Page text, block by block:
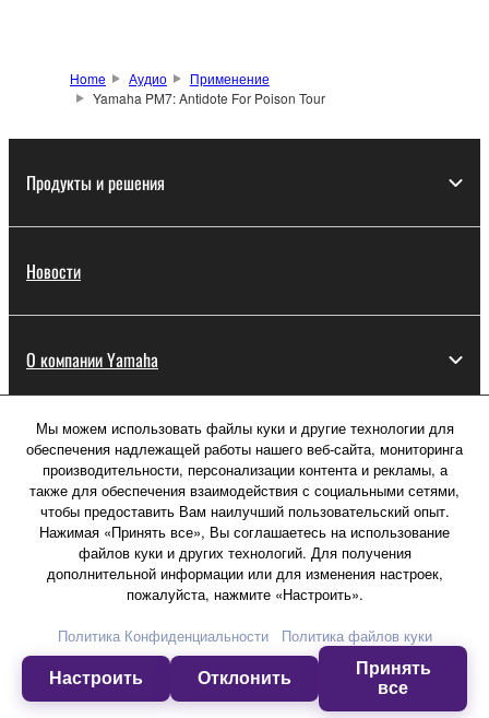
Home Аудио
Применение
Yamaha PM7: Antidote For Poison Tour
Продукты и решения
Новости
О компании Yamaha
Россия - Русский
Потребитель
Мы можем использовать файлы куки и другие технологии для
обеспечения надлежащей работы нашего веб-сайта, мониторинга
производительности, персонализации контента и рекламы, а
также для обеспечения взаимодействия с социальными сетями,
чтобы предоставить Вам наилучший пользовательский опыт.
Нажимая «Принять все», Вы соглашаетесь на использование
файлов куки и других технологий. Для получения
дополнительной информации или для изменения настроек,
пожалуйста, нажмите «Настроить».
Политика Конфиденциальности
Политика файлов куки
Настроить Отклонить
Принять
все
Свяжитесь с нами
Условия использования
Политика конфиденциальности
© Yamaha Corporation.